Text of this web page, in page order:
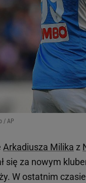
/ AP
Arkadiusza Milika z
się za nowym
W ostatnim